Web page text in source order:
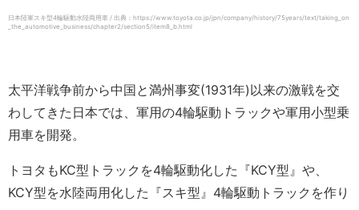
日本陸軍スキ型4輪駆動水陸両用車 / 出典：https://www.toyota.co.jp/jpn/company/history/75years/text/taking_on
_the_automotive_business/chapter2/section5/item8_b.html
太平洋戦争前から中国と満州事変(1931年)以来の激戦を交
わしてきた日本では、軍用の4輪駆動トラックや軍用小型乗
用車を開発。
トヨタもKC型トラックを4輪駆動化した『KCY型』や、
KCY型を水陸両用化した『スキ型』4輪駆動トラックを作り